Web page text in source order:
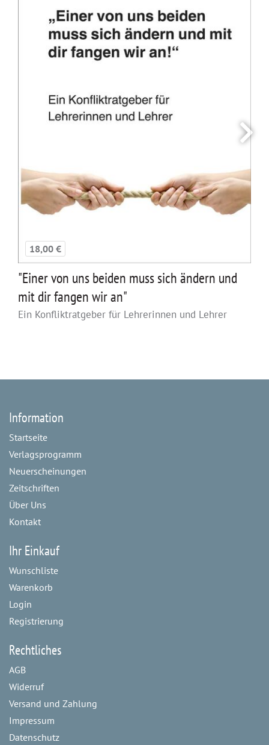
18,00 €
"Einer von uns beiden muss sich ändern und
mit dir fangen wir an"
Ein Konfliktratgeber für Lehrerinnen und Lehrer
Information
Startseite
Verlagsprogramm
Neuerscheinungen
Zeitschriften
Über Uns
Kontakt
Ihr Einkauf
Wunschliste
Warenkorb
Login
Registrierung
Rechtliches
AGB
Widerruf
Versand und Zahlung
Impressum
Datenschutz